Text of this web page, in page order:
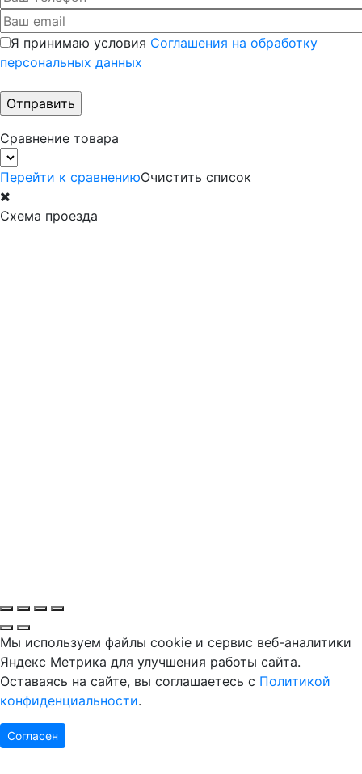
Я принимаю условия Соглашения на обработку
персональных данных
Сравнение товара
Перейти к сравнениюОчистить список
Схема проезда
Мы используем файлы cookie и сервис веб-аналитики
Яндекс Метрика для улучшения работы сайта.
Оставаясь на сайте, вы соглашаетесь с Политикой
конфиденциальности.
Согласен